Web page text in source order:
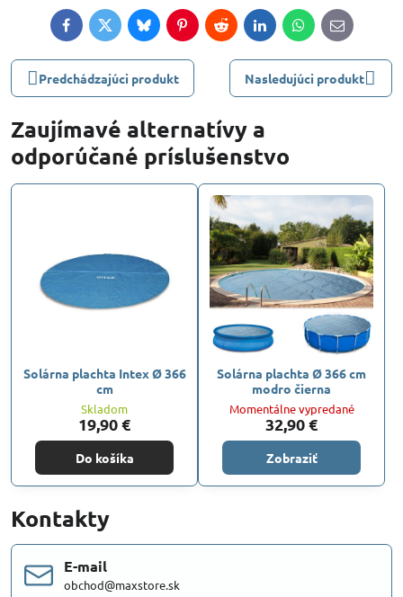
FacebookTwitterBlueskyPinterestRedditLinkedInWhatsApp
E-
mail
Predchádzajúci produkt Nasledujúci produkt
Zaujímavé alternatívy a
odporúčané príslušenstvo
Solárna plachta Intex Ø 366
cm
Skladom
19,90 €
Do košíka
Solárna plachta Ø 366 cm
modro čierna
Momentálne vypredané
32,90 €
Zobraziť
Kontakty
E-mail
obchod@maxstore.sk